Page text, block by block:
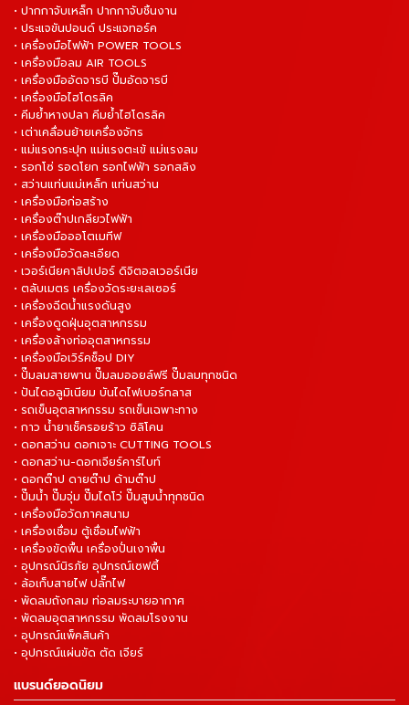
• ปากกาจับเหล็ก ปากกาจับชิ้นงาน
• ประแจขันปอนด์ ประแจทอร์ค
• เครื่องมือไฟฟ้า POWER TOOLS
• เครื่องมือลม AIR TOOLS
• เครื่องมืออัดจารบี ปั๊มอัดจารบี
• เครื่องมือไฮโดรลิค
• คีมย้ำหางปลา คีมย้ำไฮโดรลิค
• เต่าเคลื่อนย้ายเครื่องจักร
• แม่แรงกระปุก แม่แรงตะเข้ แม่แรงลม
• รอกโซ่ รอดโยก รอกไฟฟ้า รอกสลิง
• สว่านแท่นแม่เหล็ก แท่นสว่าน
• เครื่องมือก่อสร้าง
• เครื่องต๊าปเกลียวไฟฟ้า
• เครื่องมือออโตเมทีฟ
• เครื่องมือวัดละเอียด
• เวอร์เนียคาลิปเปอร์ ดิจิตอลเวอร์เนีย
• ตลับเมตร เครื่องวัดระยะเลเซอร์
• เครื่องฉีดน้ำแรงดันสูง
• เครื่องดูดฝุ่นอุตสาหกรรม
• เครื่องล้างท่ออุตสาหกรรม
• เครื่องมือเวิร์คช็อป DIY
• ปั๊มลมสายพาน ปั๊มลมออยล์ฟรี ปั๊มลมทุกชนิด
• ปันไดอลูมิเนียม บันไดไฟเบอร์กลาส
• รถเข็นอุตสาหกรรม รถเข็นเฉพาะทาง
• กาว น้ำยาเช็ครอยร้าว ซิลิโคน
• ดอกสว่าน ดอกเจาะ CUTTING TOOLS
• ดอกสว่าน-ดอกเจียร์คาร์ไบท์
• ดอกต๊าป ดายต๊าป ด้ามต๊าป
• ปั๊มน้ำ ปั๊มจุ่ม ปั๊มไดโว่ ปั๊มสูบน้ำทุกชนิด
• เครื่องมือวัดภาคสนาม
• เครื่องเชื่อม ตู้เชื่อมไฟฟ้า
• เครื่องขัดพื้น เครื่องปั่นเงาพื้น
• อุปกรณ์นิรภัย อุปกรณ์เซฟตี้
• ล้อเก็บสายไฟ ปลั๊กไฟ
• พัดลมถังกลม ท่อลมระบายอากาศ
• พัดลมอุตสาหกรรม พัดลมโรงงาน
• อุปกรณ์แพ็คสินค้า
• อุปกรณ์แผ่นขัด ตัด เจียร์
แบรนด์ยอดนิยม